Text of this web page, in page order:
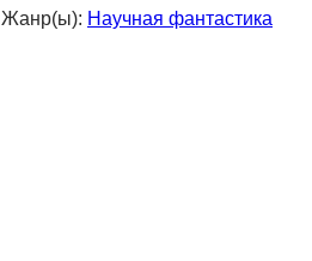
Жанр(ы): Научная фантастика